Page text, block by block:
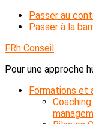
Passer au
Passer à la
FRh Conseil
Pour une approche
Formations et